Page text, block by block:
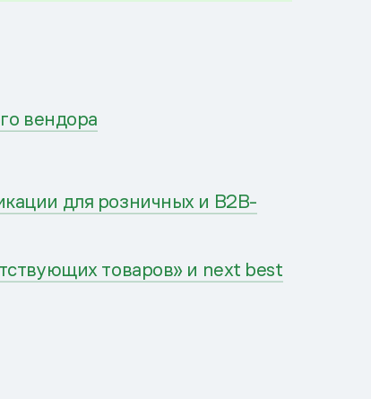
вендора
для розничных и B2B-
товаров» и next best